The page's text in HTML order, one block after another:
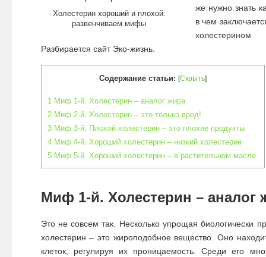
Холестерин хороший и плохой:
развенчиваем мифы
же нужно знать
в чем
Разбирается сайт Эко-жизнь.
Содержание статьи: [Скрыть]
1 Миф 1-й. Холестерин – аналог жира
2Миф 2-й. Холестерин – это только вред!
3Миф 3-й. Плохой холестерин – это плохие продукты
4Миф 4-й. Хороший холестерин – низкий холестерин
5Миф 5-й. Хороший холестерин – в растительном масле
Миф 1-й. Холестерин – аналог
Это не совсем так. Несколько упрощая биологически
холестерин – это жироподобное вещество. Оно
клеток, регулируя их проницаемость. Среди его